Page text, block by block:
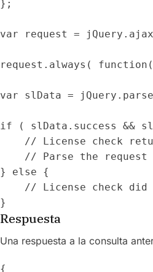
};
var request =
request.always(
var slData =
if ( slData.success &&
// License check
// Parse the
} else {
// License check
}
Respuesta
Una respuesta a la consulta
{